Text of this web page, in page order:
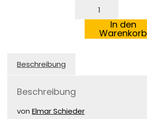
die
ausgelassen
In den
Warenkorb
Beschreibung
Beschreibung
von Elmar Schieder